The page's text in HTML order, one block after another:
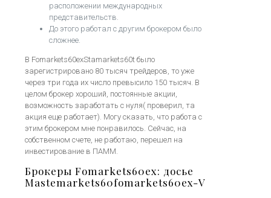
расположении международных
представительств.
До этого работал с другим брокером было
сложнее.
В Fomarkets60exStamarkets60t было
зарегистрировано 80 тысяч трейдеров, то уже
через три года их число превысило 150 тысяч. В
целом брокер хороший, постоянные акции,
возможность заработать с нуля( проверил, та
акция еще работает). Могу сказать, что работа с
этим брокером мне понравилось. Сейчас, на
собственном счете, не работаю, перешел на
инвестирование в ПАММ.
Брокеры Fomarkets60ex: досье
Mastemarkets60fomarkets60ex-V